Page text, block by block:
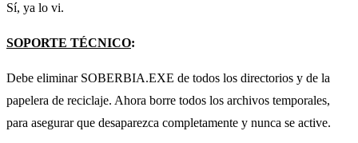
Sí, ya lo vi.
SOPORTE TÉCNICO:
Debe eliminar SOBERBIA.EXE de todos los directorios y de la
papelera de reciclaje. Ahora borre todos los archivos temporales,
para asegurar que desaparezca completamente y nunca se active.